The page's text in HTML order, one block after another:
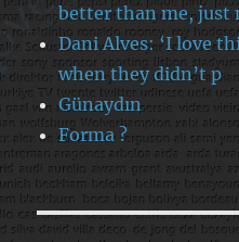
better than me, just
Dani Alves: ‘I love
when they didn’t p
Günaydın
Forma ?